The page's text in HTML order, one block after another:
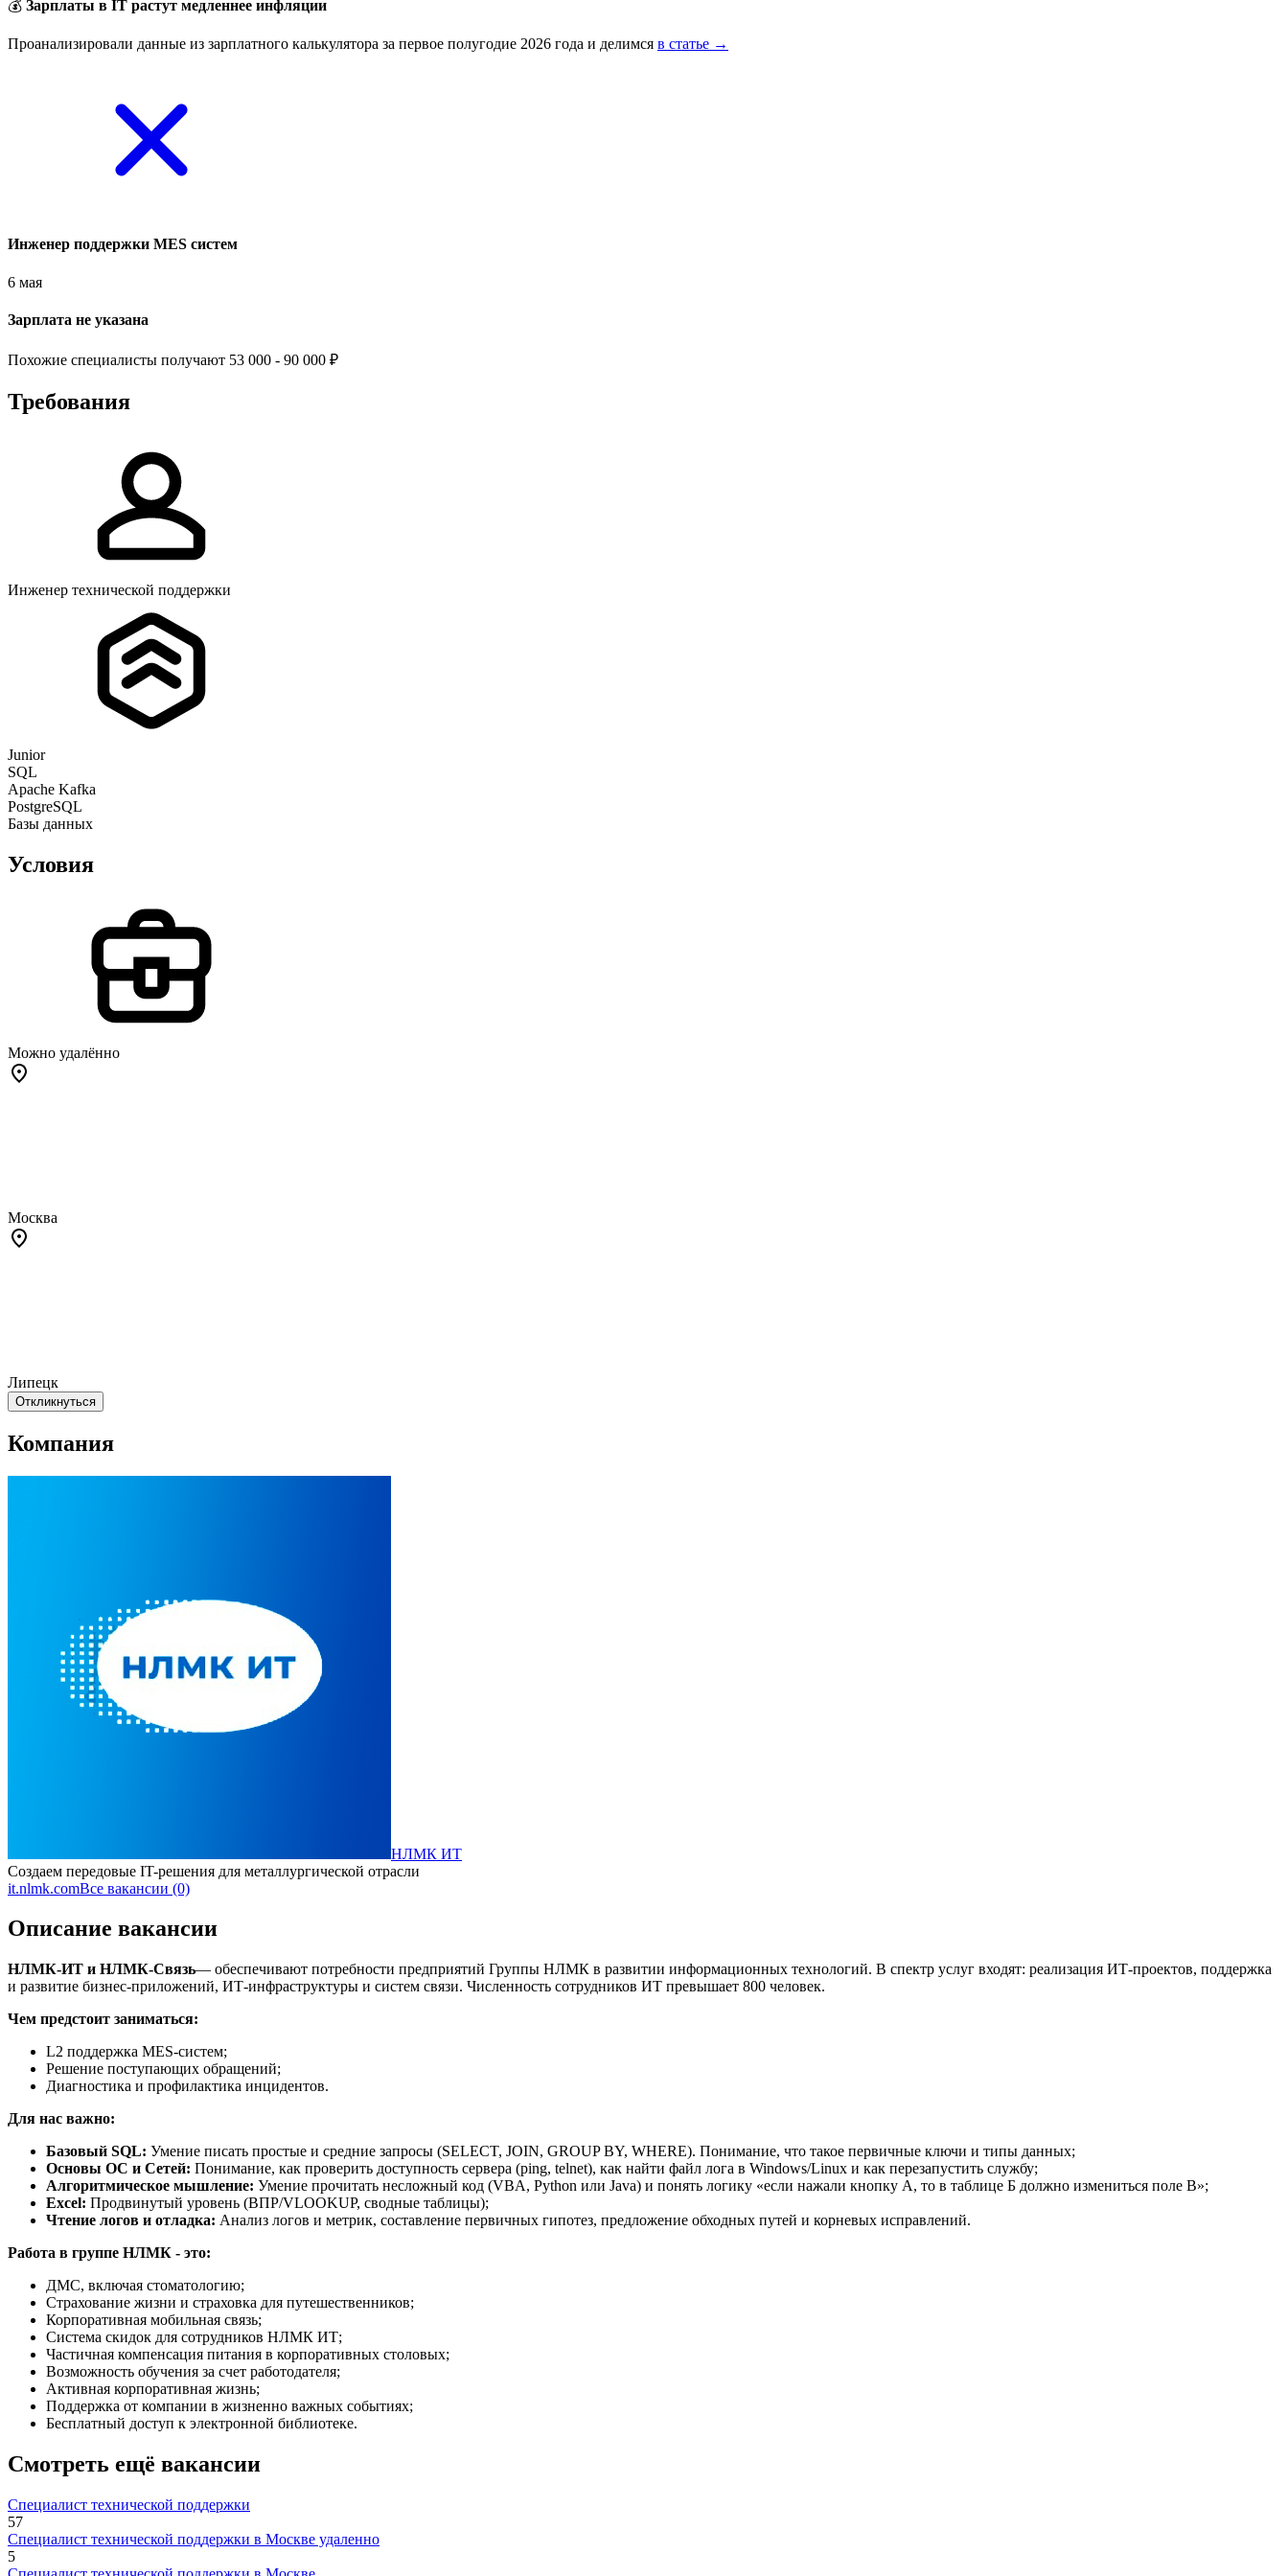
💰 Зарплаты в IT растут медленнее инфляции
Проанализировали данные из зарплатного калькулятора за первое полугодие 2026 года и делимся в статье →
Инженер поддержки MES систем
6 мая
Зарплата не указана
Похожие специалисты получают 53 000 - 90 000 ₽
Требования
Инженер технической поддержки
Junior
SQL
Apache Kafka
PostgreSQL
Базы данных
Условия
Можно удалённо
Москва
Липецк
Откликнуться
Компания
НЛМК ИТ
Создаем передовые IT-решения для металлургической отрасли
it.nlmk.comВсе вакансии (0)
Описание вакансии
НЛМК-ИТ и НЛМК-Связь— обеспечивают потребности предприятий Группы НЛМК в развитии информационных технологий. В спектр услуг входят: реализация ИТ-проектов, поддержка
и развитие бизнес-приложений, ИТ-инфраструктуры и систем связи. Численность сотрудников ИТ превышает 800 человек.
Чем предстоит заниматься:
L2 поддержка MES-систем;
Решение поступающих обращений;
Диагностика и профилактика инцидентов.
Для нас важно:
Базовый SQL: Умение писать простые и средние запросы (SELECT, JOIN, GROUP BY, WHERE). Понимание, что такое первичные ключи и типы данных;
Основы ОС и Сетей: Понимание, как проверить доступность сервера (ping, telnet), как найти файл лога в Windows/Linux и как перезапустить службу;
Алгоритмическое мышление: Умение прочитать несложный код (VBA, Python или Java) и понять логику «если нажали кнопку А, то в таблице Б должно измениться поле В»;
Excel: Продвинутый уровень (ВПР/VLOOKUP, сводные таблицы);
Чтение логов и отладка: Анализ логов и метрик, составление первичных гипотез, предложение обходных путей и корневых исправлений.
Работа в группе НЛМК - это:
ДМС, включая стоматологию;
Страхование жизни и страховка для путешественников;
Корпоративная мобильная связь;
Система скидок для сотрудников НЛМК ИТ;
Частичная компенсация питания в корпоративных столовых;
Возможность обучения за счет работодателя;
Активная корпоративная жизнь;
Поддержка от компании в жизненно важных событиях;
Бесплатный доступ к электронной библиотеке.
Смотреть ещё вакансии
Специалист технической поддержки
57
Специалист технической поддержки в Москве удаленно
5